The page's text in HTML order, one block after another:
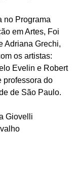
no Programa
em Artes, Foi
Adriana Grechi,
os artistas:
Evelin e Robert
professora do
de São Paulo.
Giovelli